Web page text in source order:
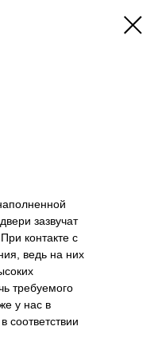
зазвучат
контакте с
ведь на них
требуемого
у нас в
соответствии